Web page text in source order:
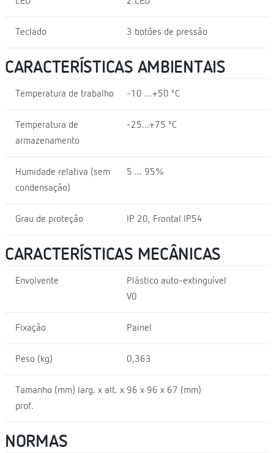
Teclado 3 botões de pressão
CARACTERÍSTICAS AMBIENTAIS
Temperatura de trabalho -10 …+50 ºC
Temperatura de
armazenamento
-25...+75 ºC
Humidade relativa (sem
condensação)
5 ... 95%
Grau de proteção IP 20, Frontal IP54
CARACTERÍSTICAS MECÂNICAS
Envolvente
Plástico auto-extinguível
V0
Fixação Painel
Peso (kg) 0,363
Tamanho (mm) larg. x alt. x
prof.
96 x 96 x 67 (mm)
NORMAS